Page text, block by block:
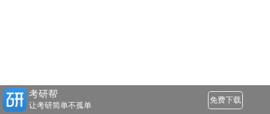
考研帮
让考研简单不孤单
免费下载